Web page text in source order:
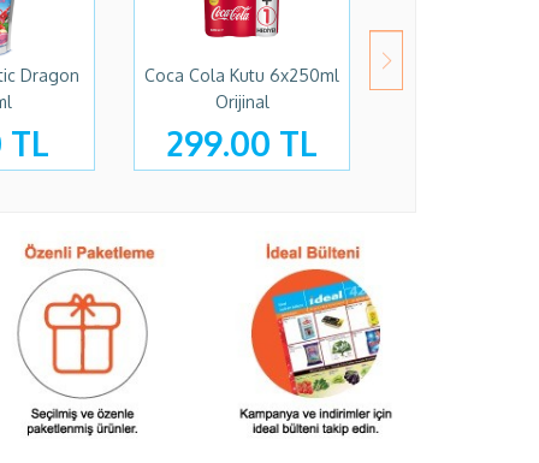
Dragon
TL
Coca Cola Kutu 6x250ml
Orijinal
299.00 TL